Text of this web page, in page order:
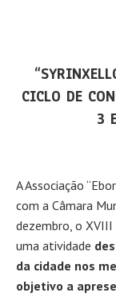
CICLO DE
3
A Associação
com a Câmara
dezembro, o XVIII
uma atividade
da cidade nos
objetivo a